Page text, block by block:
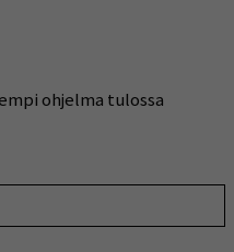
ohjelma tulossa